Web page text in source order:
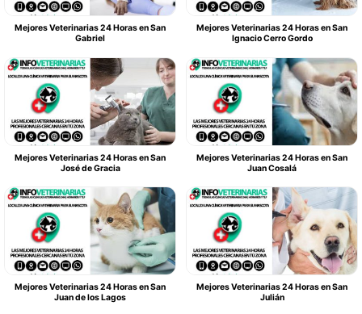
Mejores Veterinarias 24 Horas en San
Gabriel
Mejores Veterinarias 24 Horas en San
Ignacio Cerro Gordo
Mejores Veterinarias 24 Horas en San
José de Gracia
Mejores Veterinarias 24 Horas en San
Juan Cosalá
Mejores Veterinarias 24 Horas en San
Juan de los Lagos
Mejores Veterinarias 24 Horas en San
Julián